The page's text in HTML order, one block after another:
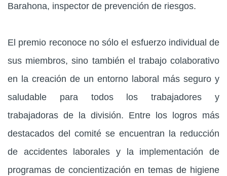
Barahona, inspector de prevención de riesgos.
El premio reconoce no sólo el esfuerzo individual de
sus miembros, sino también el trabajo colaborativo
en la creación de un entorno laboral más seguro y
saludable para todos los trabajadores y
trabajadoras de la división. Entre los logros más
destacados del comité se encuentran la reducción
de accidentes laborales y la implementación de
programas de concientización en temas de higiene